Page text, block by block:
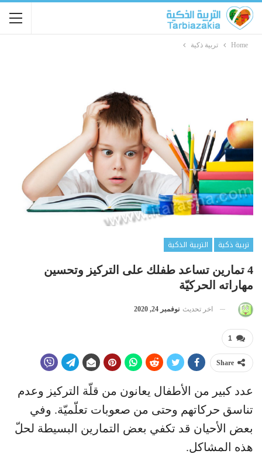
Home تربية ذكية
تربية ذكية
التربية الذكية
4 تمارين تساعد طفلك على التركيز وتحسين
مهاراته الحركيّة
اخر تحديث نوفمبر 24, 2020
1
Share
عدد كبير من الأطفال يعانون من قلّة التركيز وعدم
تناسق حركاتهم وحتى من صعوبات تعلّميّة. وفي
بعض الأحيان قد تكفي بعض التمارين البسيطة لحلّ
هذه المشاكل.